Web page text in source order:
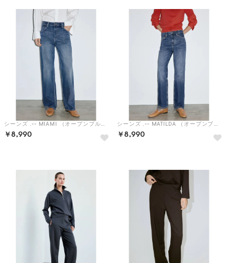
シーンズ .-- MIAMI （オープンブルー）
￥8,990
シーンズ .-- MATILDA （オープンブルー）
￥8,990